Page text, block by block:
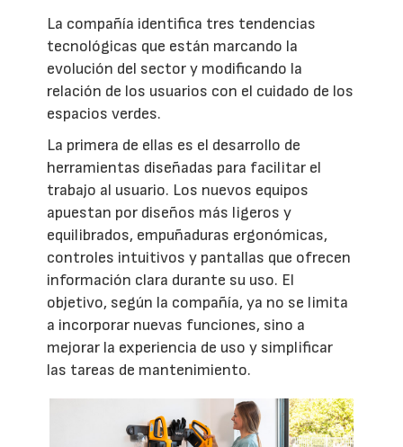
La compañía identifica tres tendencias
tecnológicas que están marcando la
evolución del sector y modificando la
relación de los usuarios con el cuidado de los
espacios verdes.
La primera de ellas es el desarrollo de
herramientas diseñadas para facilitar el
trabajo al usuario. Los nuevos equipos
apuestan por diseños más ligeros y
equilibrados, empuñaduras ergonómicas,
controles intuitivos y pantallas que ofrecen
información clara durante su uso. El
objetivo, según la compañía, ya no se limita
a incorporar nuevas funciones, sino a
mejorar la experiencia de uso y simplificar
las tareas de mantenimiento.